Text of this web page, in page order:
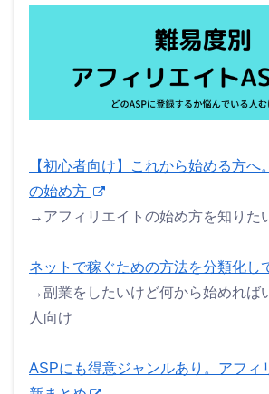
【初心者向け】これから始める方へ
の始め方
→アフィリエイトの始め方を知りた
ネットで稼ぐための方法を分類化し
→副業をしたいけど何から始めれば
人向け
ASPにも得意ジャンルあり。アフィ